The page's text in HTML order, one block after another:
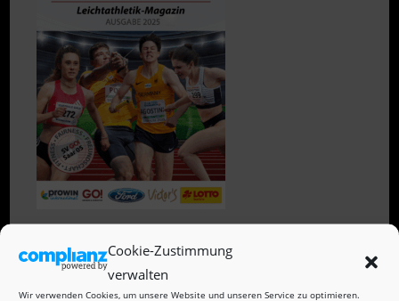
Cookie-Zustimmung
verwalten
Wir verwenden Cookies, um unsere Website und unseren Service zu optimieren.
Victor’s Trackteam 2026